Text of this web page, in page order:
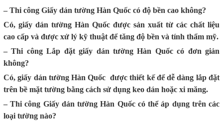
– Thi công Giấy dán tường Hàn Quốc có độ bền cao không?
Có, giấy dán tường Hàn Quốc được sản xuất từ các chất liệu
cao cấp và được xử lý kỹ thuật để tăng độ bền và tính thẩm mỹ.
– Thi công Lắp đặt giấy dán tường Hàn Quốc có đơn giản
không?
Có, giấy dán tường Hàn Quốc được thiết kế để dễ dàng lắp đặt
trên bề mặt tường bằng cách sử dụng keo dán hoặc xi măng.
– Thi công Giấy dán tường Hàn Quốc có thể áp dụng trên các
loại tường nào?